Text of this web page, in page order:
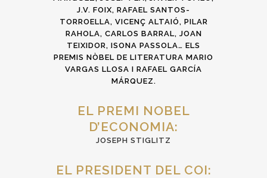
J.V. FOIX, RAFAEL SANTOS-
TORROELLA, VICENÇ ALTAIÓ, PILAR
RAHOLA, CARLOS BARRAL, JOAN
TEIXIDOR, ISONA PASSOLA… ELS
PREMIS NÒBEL DE LITERATURA MARIO
VARGAS LLOSA I RAFAEL GARCÍA
MÁRQUEZ.
EL PREMI NOBEL
D’ECONOMIA:
JOSEPH STIGLITZ
EL PRESIDENT DEL COI: